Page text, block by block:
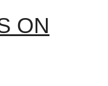
ON